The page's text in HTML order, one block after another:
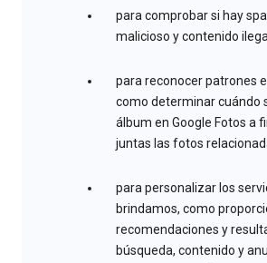
para comprobar si hay
malicioso y contenido
para reconocer patrones
como determinar cuándo
álbum en Google Fotos a
juntas las fotos
para personalizar los
brindamos, como
recomendaciones y
búsqueda, contenido y